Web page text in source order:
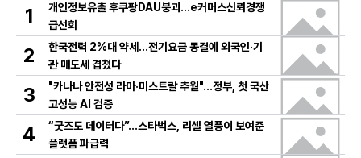
1
개인정보유출 후쿠팡DAU붕괴…e커머스신뢰경쟁
급선회
2
한국전력 2%대 약세…전기요금 동결에 외국인·기
관 매도세 겹쳤다
3
"카나나 안전성 라마·미스트랄 추월"…정부, 첫 국산
고성능 AI 검증
4
“굿즈도 데이터다”…스타벅스, 리셀 열풍이 보여준
플랫폼 파급력